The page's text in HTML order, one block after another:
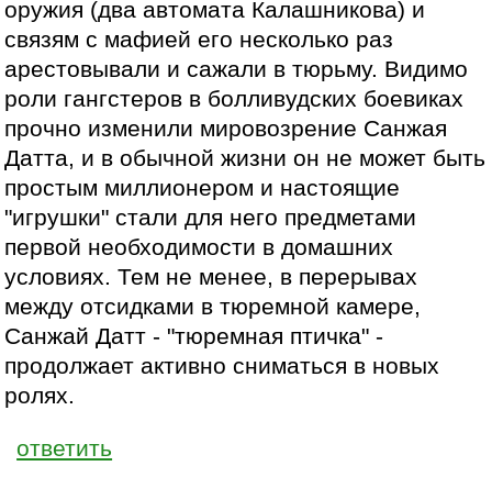
оружия (два автомата Калашникова) и
связям с мафией его несколько раз
арестовывали и сажали в тюрьму. Видимо
роли гангстеров в болливудских боевиках
прочно изменили мировозрение Санжая
Датта, и в обычной жизни он не может быть
простым миллионером и настоящие
"игрушки" стали для него предметами
первой необходимости в домашних
условиях. Тем не менее, в перерывах
между отсидками в тюремной камере,
Санжай Датт - "тюремная птичка" -
продолжает активно сниматься в новых
ролях.
ответить